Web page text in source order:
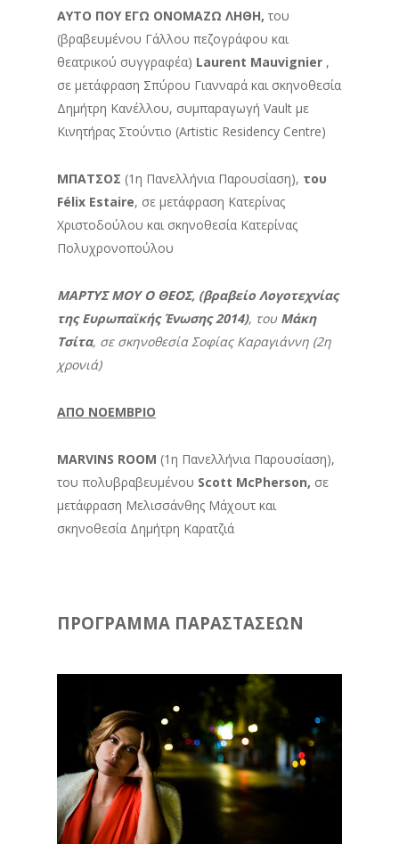
ΑΥΤΟ ΠΟΥ ΕΓΩ ΟΝΟΜΑΖΩ ΛΗΘΗ, του
(βραβευμένου Γάλλου πεζογράφου και
θεατρικού συγγραφέα) Laurent Mauvignier ,
σε μετάφραση Σπύρου Γιανναρά και σκηνοθεσία
Δημήτρη Κανέλλου, συμπαραγωγή Vault με
Κινητήρας Στούντιο (Artistic Residency Centre)
ΜΠΑΤΣΟΣ (1η Πανελλήνια Παρουσίαση), του
Félix Estaire, σε μετάφραση Κατερίνας
Χριστοδούλου και σκηνοθεσία Κατερίνας
Πολυχρονοπούλου
ΜΑΡΤΥΣ ΜΟΥ Ο ΘΕΟΣ, (βραβείο Λογοτεχνίας
της Ευρωπαϊκής Ένωσης 2014), του Μάκη
Τσίτα, σε σκηνοθεσία Σοφίας Καραγιάννη (2η
χρονιά)
ΑΠΟ ΝΟΕΜΒΡΙΟ
MARVINS ROOM (1η Πανελλήνια Παρουσίαση),
του πολυβραβευμένου Scott McPherson, σε
μετάφραση Μελισσάνθης Μάχουτ και
σκηνοθεσία Δημήτρη Καρατζιά
ΠΡΟΓΡΑΜΜΑ ΠΑΡΑΣΤΑΣΕΩΝ